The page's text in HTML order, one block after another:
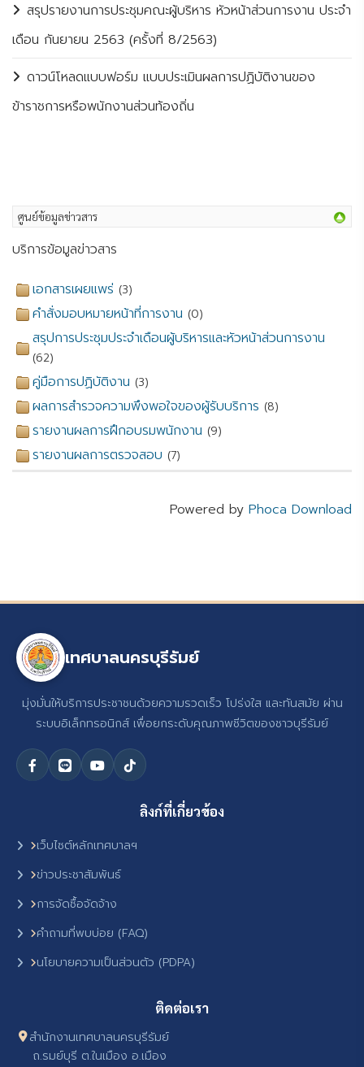
สรุปรายงานการประชุมคณะผู้บริหาร หัวหน้าส่วนการงาน ประจำ
เดือน กันยายน 2563 (ครั้งที่ 8/2563)
ดาวน์โหลดแบบฟอร์ม แบบประเมินผลการปฏิบัติงานของ
ข้าราชการหรือพนักงานส่วนท้องถิ่น
ศูนย์ข้อมูลข่าวสาร
บริการข้อมูลข่าวสาร
เอกสารเผยแพร่ (3)
คำสั่งมอบหมายหน้าที่การงาน (0)
สรุปการประชุมประจำเดือนผู้บริหารและหัวหน้าส่วนการงาน
(62)
คู่มือการปฏิบัติงาน (3)
ผลการสำรวจความพึงพอใจของผู้รับบริการ (8)
รายงานผลการฝึกอบรมพนักงาน (9)
รายงานผลการตรวจสอบ (7)
Powered by Phoca Download
เทศบาลนครบุรีรัมย์
มุ่งมั่นให้บริการประชาชนด้วยความรวดเร็ว โปร่งใส และทันสมัย ผ่าน
ระบบอิเล็กทรอนิกส์ เพื่อยกระดับคุณภาพชีวิตของชาวบุรีรัมย์
ลิงก์ที่เกี่ยวข้อง
เว็บไซต์หลักเทศบาลฯ
ข่าวประชาสัมพันธ์
การจัดซื้อจัดจ้าง
คำถามที่พบบ่อย (FAQ)
นโยบายความเป็นส่วนตัว (PDPA)
ติดต่อเรา
สำนักงานเทศบาลนครบุรีรัมย์
ถ.รมย์บุรี ต.ในเมือง อ.เมือง